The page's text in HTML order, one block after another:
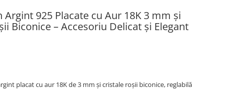
925 Placate cu Aur 18K 3 mm și
Biconice – Accesoriu Delicat și Elegant
placat cu aur 18K de 3 mm și cristale roșii biconice, reglabilă